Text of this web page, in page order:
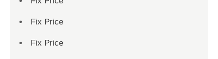
Fix Price
Fix Price